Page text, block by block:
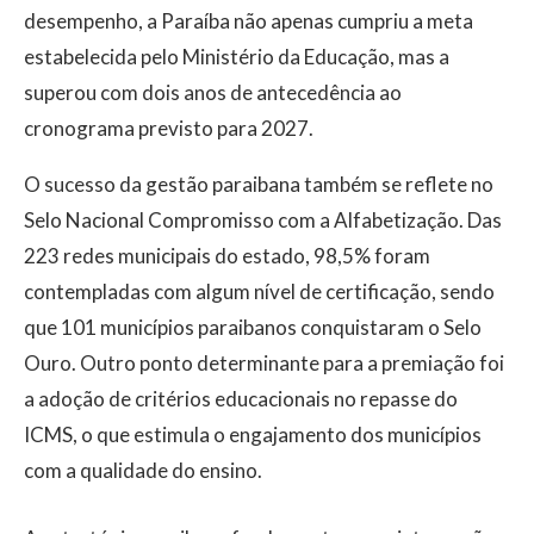
desempenho, a Paraíba não apenas cumpriu a meta
estabelecida pelo Ministério da Educação, mas a
superou com dois anos de antecedência ao
cronograma previsto para 2027.
O sucesso da gestão paraibana também se reflete no
Selo Nacional Compromisso com a Alfabetização. Das
223 redes municipais do estado, 98,5% foram
contempladas com algum nível de certificação, sendo
que 101 municípios paraibanos conquistaram o Selo
Ouro. Outro ponto determinante para a premiação foi
a adoção de critérios educacionais no repasse do
ICMS, o que estimula o engajamento dos municípios
com a qualidade do ensino.